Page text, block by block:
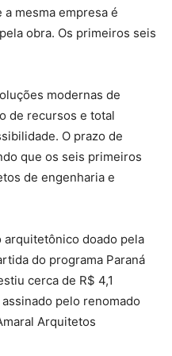
mesma empresa é
obra. Os primeiros seis
modernas de
de recursos e total
O prazo de
que os seis primeiros
de engenharia e
arquitetônico doado pela
do programa Paraná
cerca de R$ 4,1
pelo renomado
Arquitetos